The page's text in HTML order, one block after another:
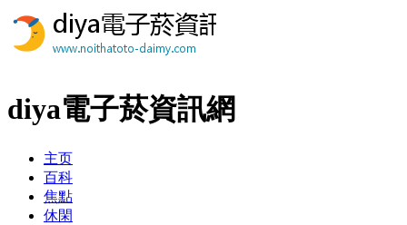
diya電子菸資訊網
主页
百科
焦點
休閑